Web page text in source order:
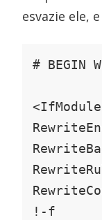
esvazie ele,
# BEGIN
!-f